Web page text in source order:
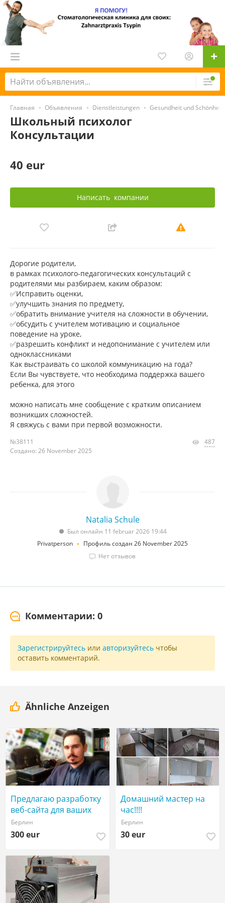
Главная Объявления Dienstleistungen Gesundheit und Schönheit
Школьный психолог
Консультации
40 eur
Написать компании
Дорогие родители,
в рамках психолого-педагогических консультаций с
родителями мы разбираем, каким образом:
✅Исправить оценки,
✅улучшить знания по предмету,
✅обратить внимание учителя на сложности в обучении,
✅обсудить с учителем мотивацию и социальное
поведение на уроке,
✅разрешить конфликт и недопонимание с учителем или
одноклассниками
Как выстраивать со школой коммуникацию на года?
Если Вы чувствуете, что необходима поддержка вашего
ребенка, для этого
можно написать мне сообщение с кратким описанием
возникших сложностей.
Я свяжусь с вами при первой возможности.
№38111
Создано: 26 November 2025
487
Natalia Schule
Был онлайн 11 februar 2026 19:44
Privatperson
Профиль создан 26 November 2025
Нет отзывов
Комментарии: 0
Зарегистрируйтесь или авторизуйтесь чтобы
оставить комментарий.
Ähnliche Anzeigen
Предлагаю разработку
веб-сайта для ваших
бизнес-задач 🌐
Берлин
300 eur
Домашний мастер на
час!!!!
Берлин
30 eur